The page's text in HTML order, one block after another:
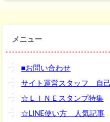
メニュー
■お問い合わせ
サイト運営スタッフ 自
☆ＬＩＮＥスタンプ特集
☆LINE使い方 人気記事